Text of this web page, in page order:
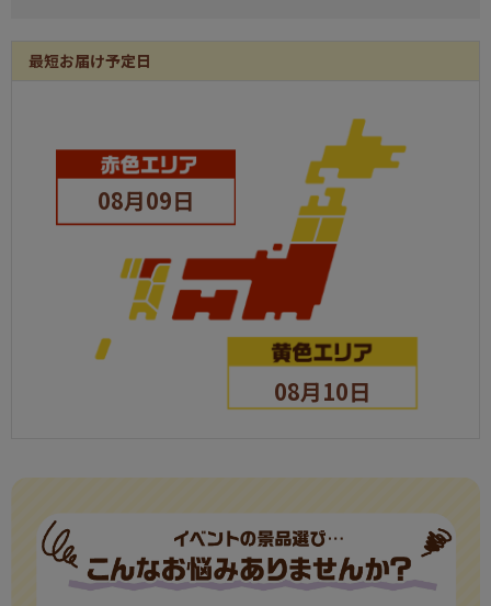
最短お届け予定日
08月09日
08月10日